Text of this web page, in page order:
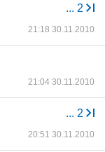
... 2
21:18 30.11.2010
21:04 30.11.2010
... 2
20:51 30.11.2010